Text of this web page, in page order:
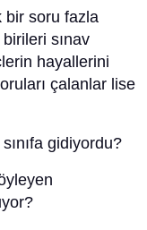
bir soru fazla
sınav
hayallerini
çalanlar lise
gidiyordu?